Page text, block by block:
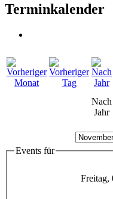
Terminkalender
Nach
Jahr
Events für
Freitag,